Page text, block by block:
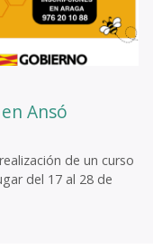
Ansó
de un curso
del 17 al 28 de